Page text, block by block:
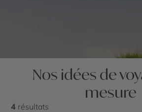
Nos idées de
mesure
4 résultats